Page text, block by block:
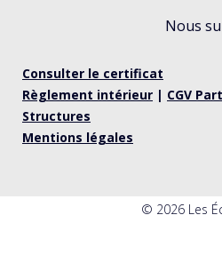
Nous
Consulter le certificat
Règlement intérieur | CGV
Structures
Mentions légales
© 2026 Les